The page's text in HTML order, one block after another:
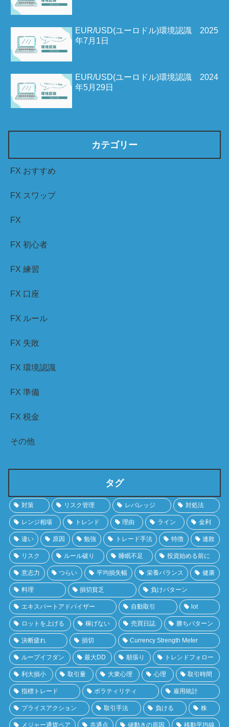
EUR/USD(ユーロドル)環境認識 2025
年7月1日
EUR/USD(ユーロドル)環境認識 2024
年5月29日
カテゴリー
FX おすすめ
FX スワップ
FX
FX 初心者
FX 練習
FX 口座
FX ルール
FX 失敗
FX 環境認識
FX 準備
FX 税金
その他
タグ
対策 リスク管理 レバレッジ 対処法
レンジ相場 トレンド 理由 ライン 金利
違い 原因 勉強 トレード手法 特徴 連敗
リスク ルール破り 睡眠不足 投資始める前に
意志力 つらい 平均損失幅 栄養バランス 健康
料理 損切貧乏 負けパターン
エキスパートアドバイザー 自動取引 lot
ロットを上げる 稼げない 売買日誌 勝ちパターン
決断疲れ 損切 Currency Strength Meter
ループイフダン 最大DD 順張り トレンドフォロー
利大損小 取引量 大衆心理 心理 取引時間
指標トレード ボラティリティ 雇用統計
プライスアクション 取引手法 負ける 株
メジャー通貨ペア 共通点 値動きの原因 移動平均線